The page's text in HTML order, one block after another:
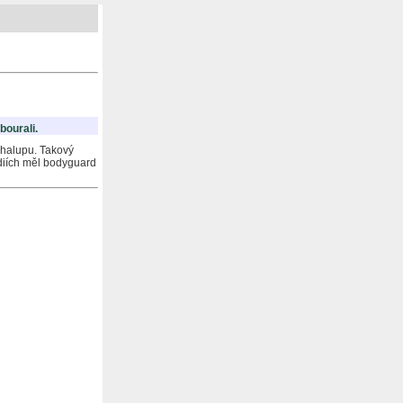
Takový
měl bodyguard